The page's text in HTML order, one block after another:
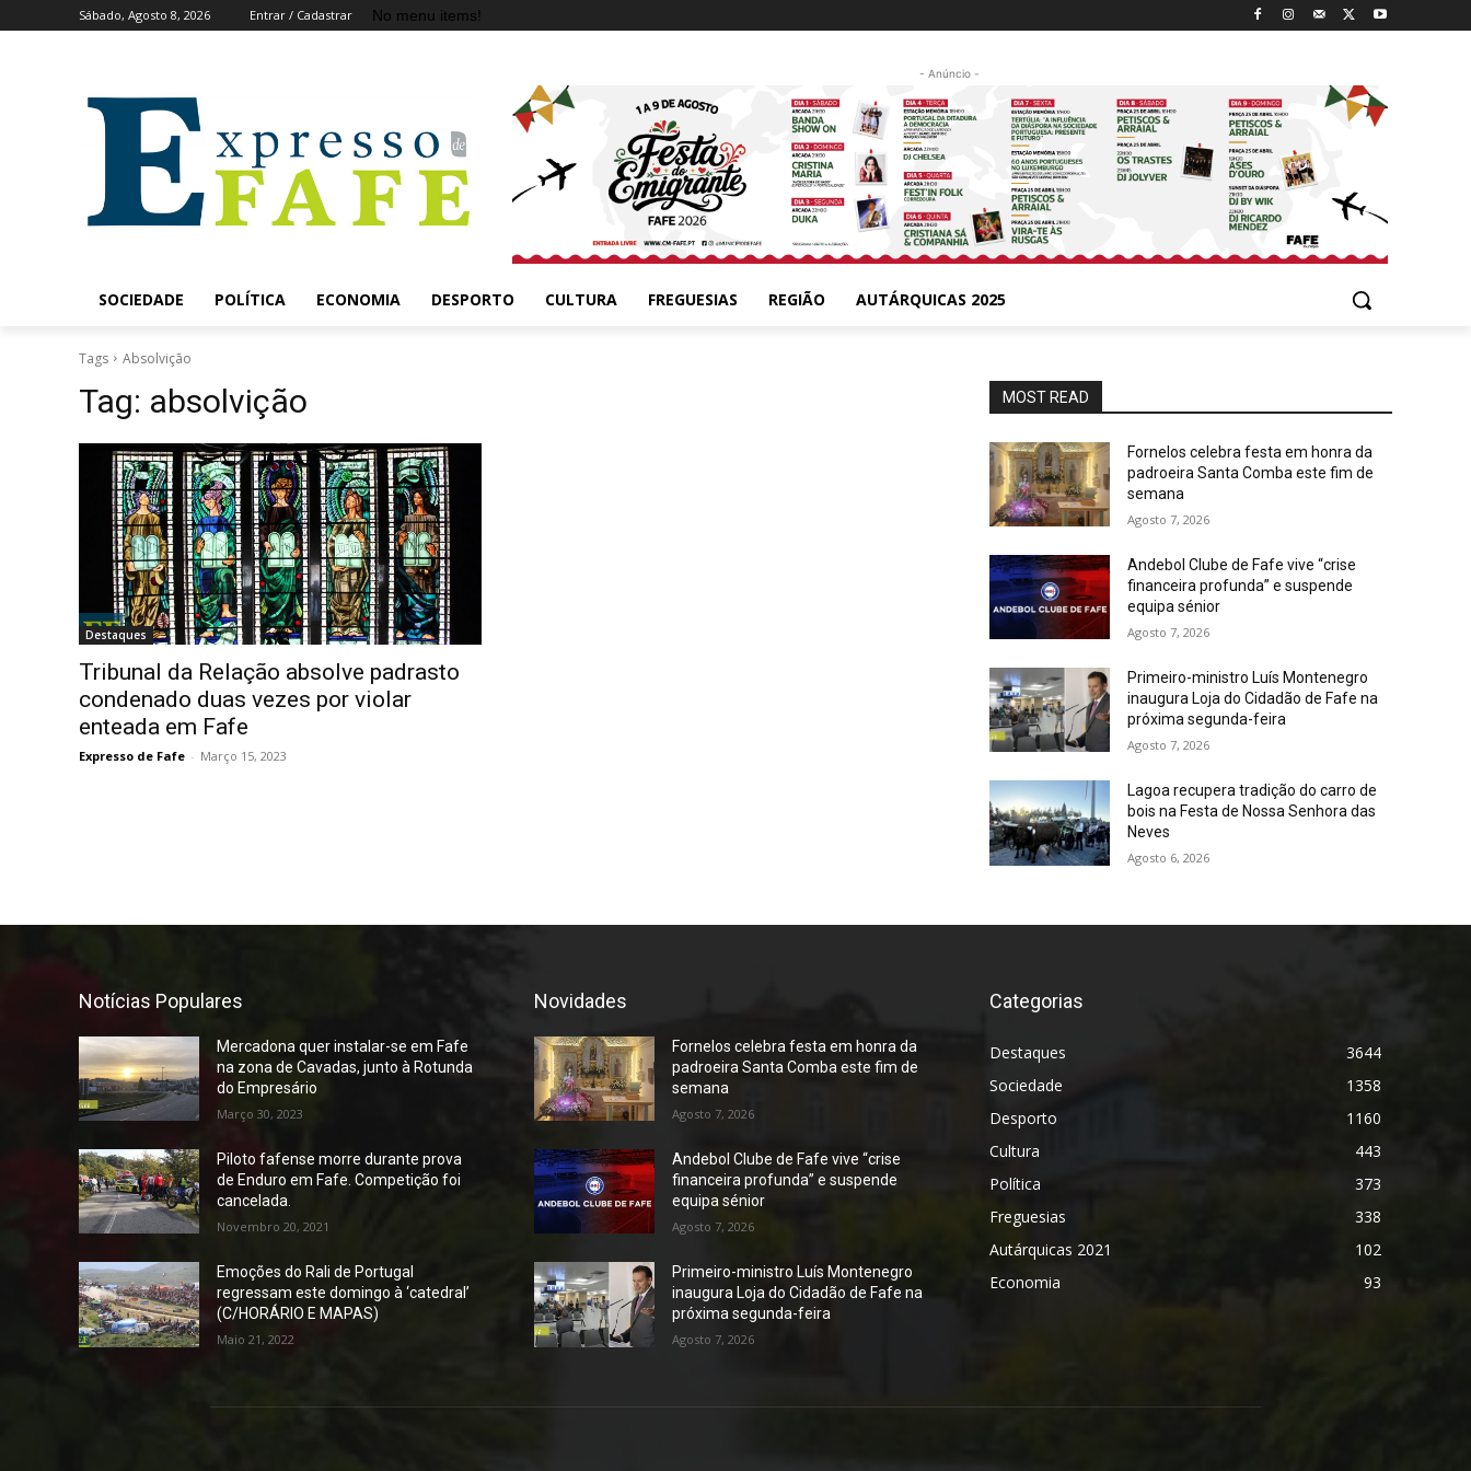
Sábado, Agosto 8, 2026 Entrar / Cadastrar No menu items!
- Anúncio -
SOCIEDADE POLÍTICA ECONOMIA DESPORTO CULTURA FREGUESIAS REGIÃO AUTÁRQUICAS 2025
Tags Absolvição
Tag: absolvição
Destaques
Tribunal da Relação absolve padrasto
condenado duas vezes por violar
enteada em Fafe
Expresso de Fafe - Março 15, 2023
MOST READ
Fornelos celebra festa em honra da
padroeira Santa Comba este fim de
semana
Agosto 7, 2026
Andebol Clube de Fafe vive “crise
financeira profunda” e suspende
equipa sénior
Agosto 7, 2026
Primeiro-ministro Luís Montenegro
inaugura Loja do Cidadão de Fafe na
próxima segunda-feira
Agosto 7, 2026
Lagoa recupera tradição do carro de
bois na Festa de Nossa Senhora das
Neves
Agosto 6, 2026
Notícias Populares
Mercadona quer instalar-se em Fafe
na zona de Cavadas, junto à Rotunda
do Empresário
Março 30, 2023
Piloto fafense morre durante prova
de Enduro em Fafe. Competição foi
cancelada.
Novembro 20, 2021
Emoções do Rali de Portugal
regressam este domingo à ‘catedral’
(C/HORÁRIO E MAPAS)
Maio 21, 2022
Novidades
Fornelos celebra festa em honra da
padroeira Santa Comba este fim de
semana
Agosto 7, 2026
Andebol Clube de Fafe vive “crise
financeira profunda” e suspende
equipa sénior
Agosto 7, 2026
Primeiro-ministro Luís Montenegro
inaugura Loja do Cidadão de Fafe na
próxima segunda-feira
Agosto 7, 2026
Categorias
Destaques
3644
Sociedade
1358
Desporto
1160
Cultura
443
Política
373
Freguesias
338
Autárquicas 2021
102
Economia
93